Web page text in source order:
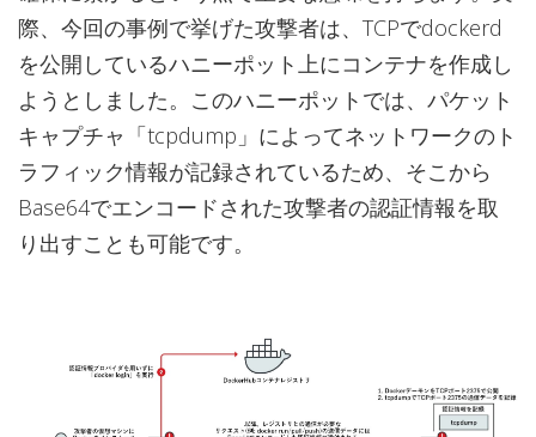
際、今回の事例で挙げた攻撃者は、TCPでdockerd
を公開しているハニーポット上にコンテナを作成し
ようとしました。このハニーポットでは、パケット
キャプチャ「tcpdump」によってネットワークのト
ラフィック情報が記録されているため、そこから
Base64でエンコードされた攻撃者の認証情報を取
り出すことも可能です。